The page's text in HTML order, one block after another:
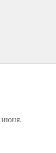
июня.